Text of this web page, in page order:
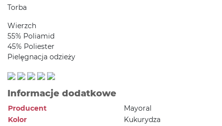
Torba
Wierzch
55% Poliamid
45% Poliester
Pielęgnacja odzieży
Informacje dodatkowe
Producent
Mayoral
Kolor
Kukurydza